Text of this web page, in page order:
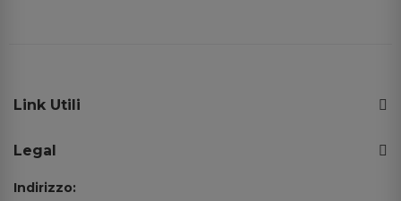
Link Utili
Legal
Indirizzo: